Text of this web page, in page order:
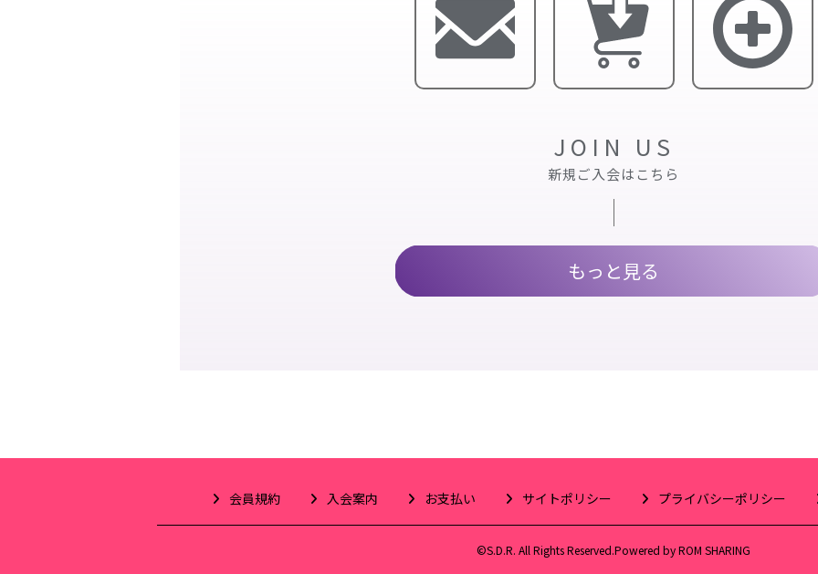
JOIN US
新規ご入会はこちら
もっと見る
会員規約 入会案内 お支払い サイトポリシー プライバシーポリシー
©S.D.R. All Rights Reserved.Powered by ROM SHARING